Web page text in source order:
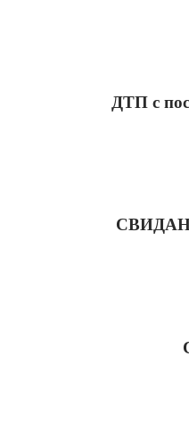
ДТП с